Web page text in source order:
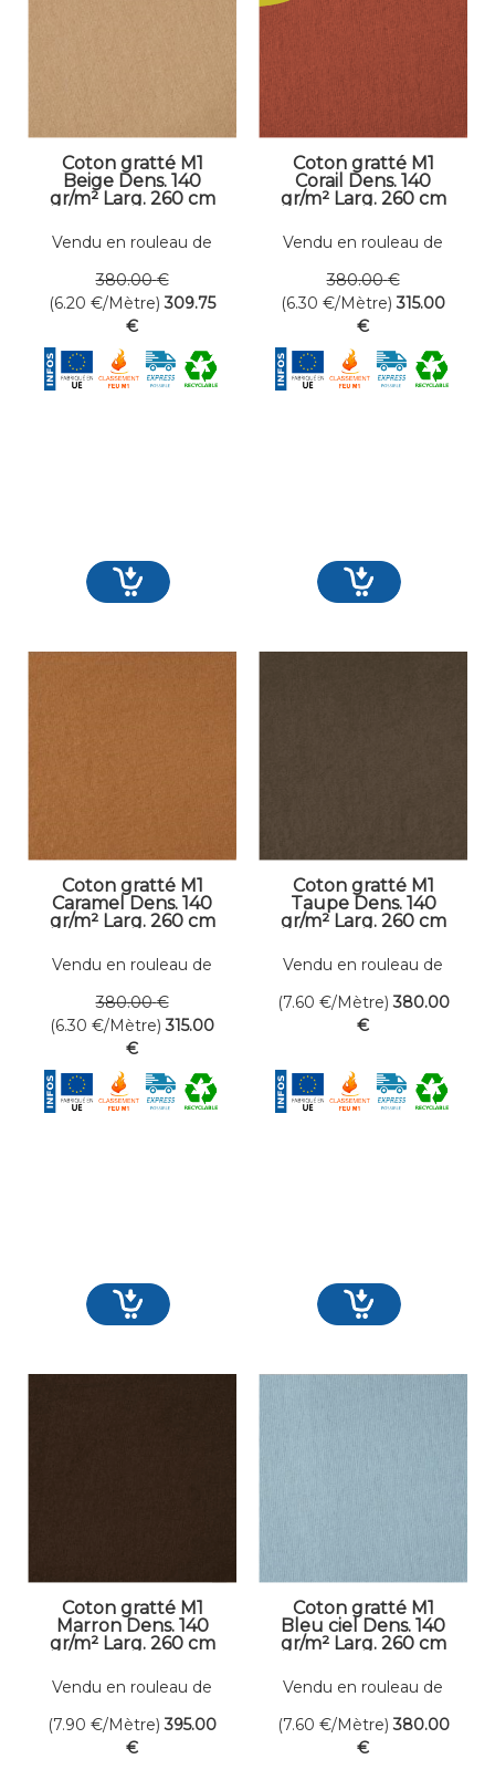
Coton gratté M1
Beige Dens. 140
gr/m² Larg. 260 cm
Vendu en rouleau de
380.00 €
(6.20 €/Mètre) 309.75
€
Coton gratté M1
Corail Dens. 140
gr/m² Larg. 260 cm
Vendu en rouleau de
380.00 €
(6.30 €/Mètre) 315.00
€
Coton gratté M1
Caramel Dens. 140
gr/m² Larg. 260 cm
Vendu en rouleau de
380.00 €
(6.30 €/Mètre) 315.00
€
Coton gratté M1
Taupe Dens. 140
gr/m² Larg. 260 cm
Vendu en rouleau de
(7.60 €/Mètre) 380.00
€
Coton gratté M1
Marron Dens. 140
gr/m² Larg. 260 cm
Vendu en rouleau de
(7.90 €/Mètre) 395.00
€
Coton gratté M1
Bleu ciel Dens. 140
gr/m² Larg. 260 cm
Vendu en rouleau de
(7.60 €/Mètre) 380.00
€